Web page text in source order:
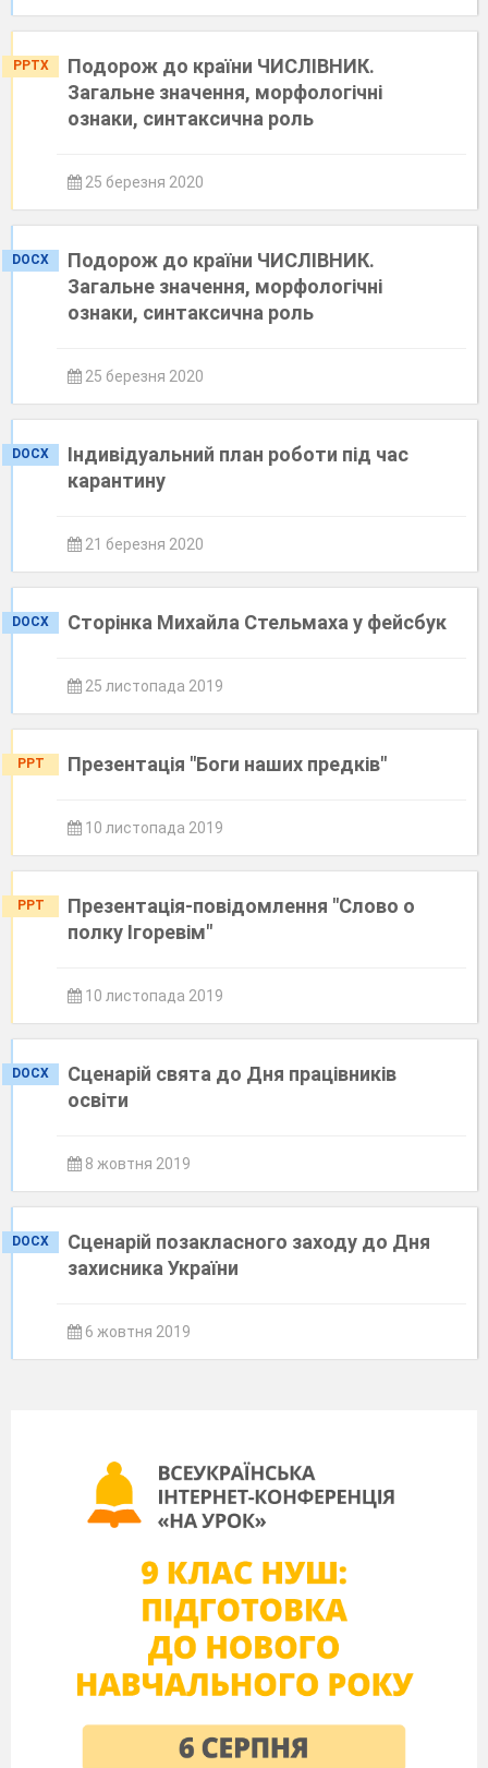
PPTX
Подорож до країни ЧИСЛІВНИК.
Загальне значення, морфологічні
ознаки, синтаксична роль
25 березня 2020
DOCX
Подорож до країни ЧИСЛІВНИК.
Загальне значення, морфологічні
ознаки, синтаксична роль
25 березня 2020
DOCX
Індивідуальний план роботи під час
карантину
21 березня 2020
DOCX Сторінка Михайла Стельмаха у фейсбук
25 листопада 2019
PPT Презентація "Боги наших предків"
10 листопада 2019
PPT
Презентація-повідомлення "Слово о
полку Ігоревім"
10 листопада 2019
DOCX
Сценарій свята до Дня працівників
освіти
8 жовтня 2019
DOCX
Сценарій позакласного заходу до Дня
захисника України
6 жовтня 2019